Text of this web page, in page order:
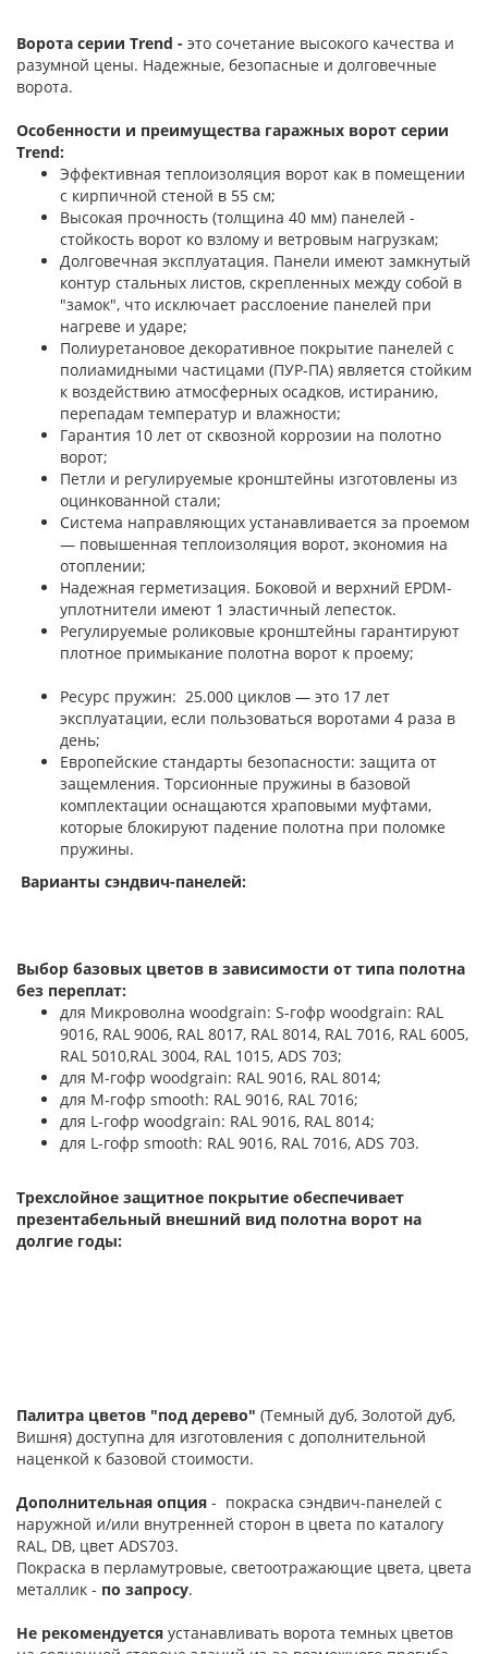
Ворота серии Trend - это сочетание высокого качества и
разумной цены. Надежные, безопасные и долговечные
ворота.
Особенности и преимущества гаражных ворот серии
Trend:
Эффективная теплоизоляция ворот как в помещении
с кирпичной стеной в 55 см;
Высокая прочность (толщина 40 мм) панелей -
стойкость ворот ко взлому и ветровым нагрузкам;
Долговечная эксплуатация. Панели имеют замкнутый
контур стальных листов, скрепленных между собой в
"замок", что исключает расслоение панелей при
нагреве и ударе;
Полиуретановое декоративное покрытие панелей с
полиамидными частицами (ПУР-ПА) является стойким
к воздействию атмосферных осадков, истиранию,
перепадам температур и влажности;
Гарантия 10 лет от сквозной коррозии на полотно
ворот;
Петли и регулируемые кронштейны изготовлены из
оцинкованной стали;
Система направляющих устанавливается за проемом
— повышенная теплоизоляция ворот, экономия на
отоплении;
Надежная герметизация. Боковой и верхний EPDM-
уплотнители имеют 1 эластичный лепесток.
Регулируемые роликовые кронштейны гарантируют
плотное примыкание полотна ворот к проему;
Ресурс пружин: 25.000 циклов — это 17 лет
эксплуатации, если пользоваться воротами 4 раза в
день;
Европейские стандарты безопасности: защита от
защемления. Торсионные пружины в базовой
комплектации оснащаются храповыми муфтами,
которые блокируют падение полотна при поломке
пружины.
Варианты сэндвич-панелей:
Выбор базовых цветов в зависимости от типа полотна
без переплат:
для Микроволна woodgrain: S-гофр woodgrain: RAL
9016, RAL 9006, RAL 8017, RAL 8014, RAL 7016, RAL 6005,
RAL 5010,RAL 3004, RAL 1015, ADS 703;
для М-гофр woodgrain: RAL 9016, RAL 8014;
для М-гофр smooth: RAL 9016, RAL 7016;
для L-гофр woodgrain: RAL 9016, RAL 8014;
для L-гофр smooth: RAL 9016, RAL 7016, ADS 703.
Трехслойное защитное покрытие обеспечивает
презентабельный внешний вид полотна ворот на
долгие годы:
Палитра цветов "под дерево" (Темный дуб, Золотой дуб,
Вишня) доступна для изготовления с дополнительной
наценкой к базовой стоимости.
Дополнительная опция - покраска сэндвич-панелей с
наружной и/или внутренней сторон в цвета по каталогу
RAL, DB, цвет ADS703.
Покраска в перламутровые, светоотражающие цвета, цвета
металлик - по запросу.
Не рекомендуется устанавливать ворота темных цветов